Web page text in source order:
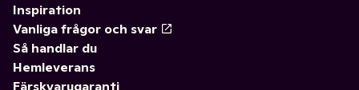
Inspiration
Vanliga frågor och svar
Så handlar du
Hemleverans
Färskvarugaranti